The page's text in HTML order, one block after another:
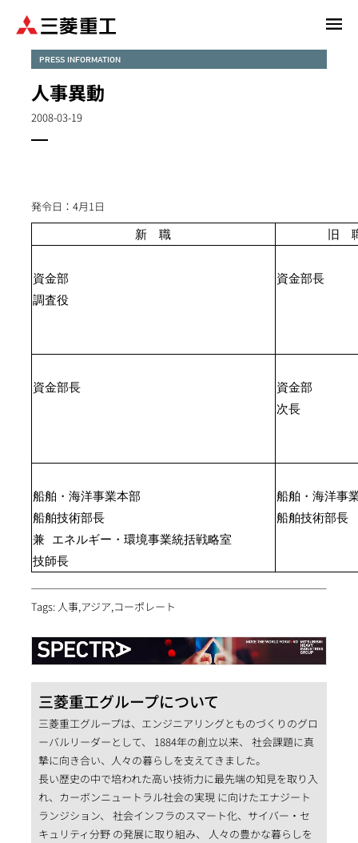
PRESS INFORMATION
人事異動
2008-03-19
発令日：4月1日
新 職 旧
資金部
資金部長
調査役
資金部長
資金部
次長
船舶・海洋事業本部
船舶・海洋事
船舶技術部長
船舶技術部長
兼 エネルギー・環境事業統括戦略室
技師長
Tags: 人事,アジア,コーポレート
三菱重工グループについて
三菱重工グループは、エンジニアリングとものづくりのグロ
ーバルリーダーとして、 1884年の創立以来、 社会課題に真
摯に向き合い、人々の暮らしを支えてきました。
長い歴史の中で培われた高い技術力に最先端の知見を取り入
れ、カーボンニュートラル社会の実現 に向けたエナジート
ランジション、 社会インフラのスマート化、サイバー・セ
キュリティ分野 の発展に取り組み、 人々の豊かな暮らしを